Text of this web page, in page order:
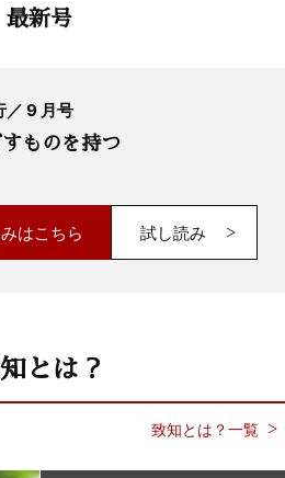
最新号
／ 9 月号
ものを持つ
はこちら 試し読み
とは？
致知とは？一覧